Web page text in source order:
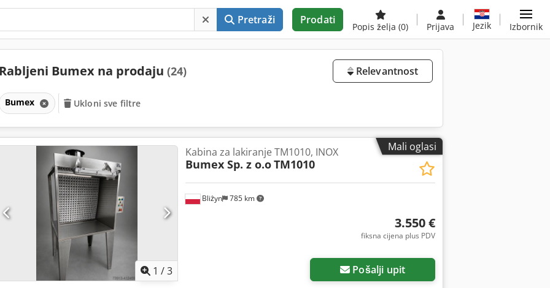
Pretraži Prodati
Popis želja (0) Prijava Jezik Izbornik
Rabljeni Bumex na prodaju (24) Relevantnost
Bumex Ukloni sve filtre
Mali oglasi
1 /3
Bliżyn 785 km
Kabina za lakiranje TM1010, INOX
Bumex Sp. z o.oTM1010
3.550 €
fiksna cijena plus PDV
Pošalji upit